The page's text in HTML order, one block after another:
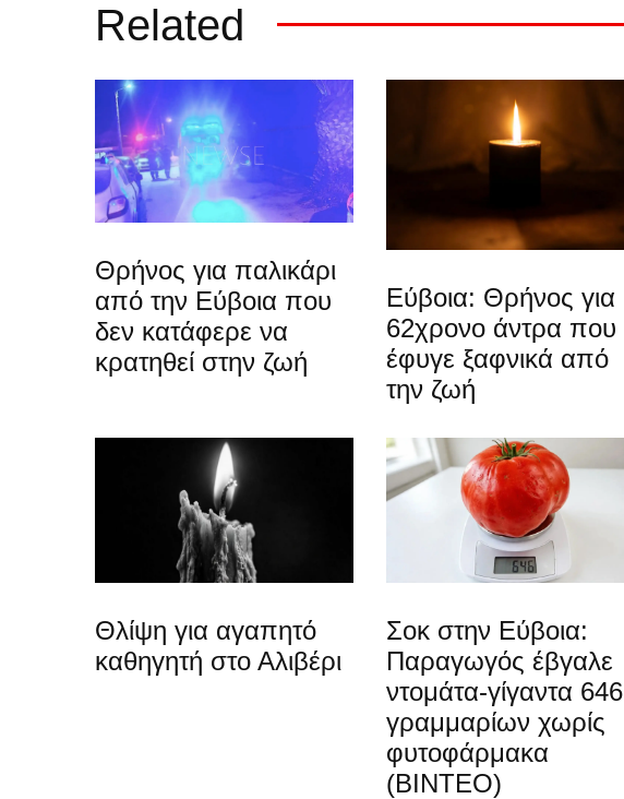
Related
Θρήνος για παλικάρι
από την Εύβοια που
δεν κατάφερε να
κρατηθεί στην ζωή
Εύβοια: Θρήνος για
62χρονο άντρα που
έφυγε ξαφνικά από
την ζωή
Θλίψη για αγαπητό
καθηγητή στο Αλιβέρι
Σοκ στην Εύβοια:
Παραγωγός έβγαλε
ντομάτα-γίγαντα 646
γραμμαρίων χωρίς
φυτοφάρμακα
(ΒΙΝΤΕΟ)